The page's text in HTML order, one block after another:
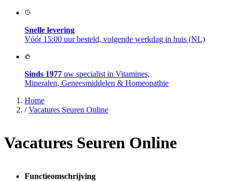
Snelle levering
Vóór 15:00 uur besteld, volgende werkdag in huis (NL)
Sinds 1977 uw specialist in Vitamines,
Mineralen, Geneesmiddelen & Homeopathie
Home
/ Vacatures Seuren Online
Vacatures Seuren Online
Functieomschrijving